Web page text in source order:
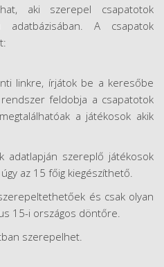
aki szerepel csapatotok
A csapatok
linkre, írjátok be a keresőbe
feldobja a csapatotok
a játékosok akik
adatlapján szereplő játékosok
az 15 főig kiegészíthető.
és csak olyan
15-i országos döntőre.
szerepelhet.